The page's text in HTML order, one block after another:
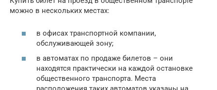
можно в нескольких местах:
в офисах транспортной компании,
обслуживающей зону;
в автоматах по продаже билетов – они
находятся практически на каждой остановке
общественного транспорта. Места